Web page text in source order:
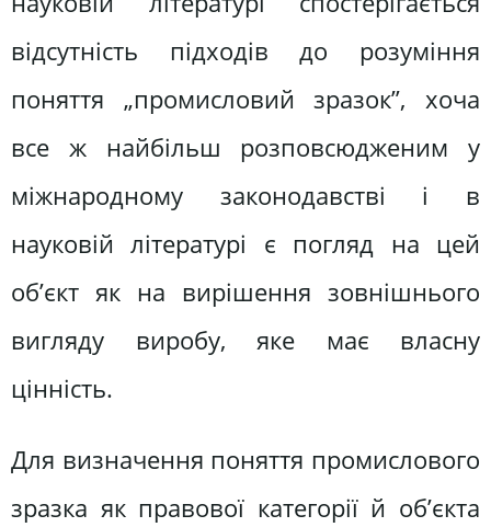
відсутність підходів до розуміння
поняття „промисловий зразок”, хоча
все ж найбільш розповсюдженим у
міжнародному законодавстві і в
науковій літературі є погляд на цей
об’єкт як на вирішення зовнішнього
вигляду виробу, яке має власну
цінність.
Для визначення поняття промислового
зразка як правової категорії й об’єкта